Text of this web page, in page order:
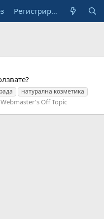
Регистрирай се
натурална козметика
Webmaster's Off Topic